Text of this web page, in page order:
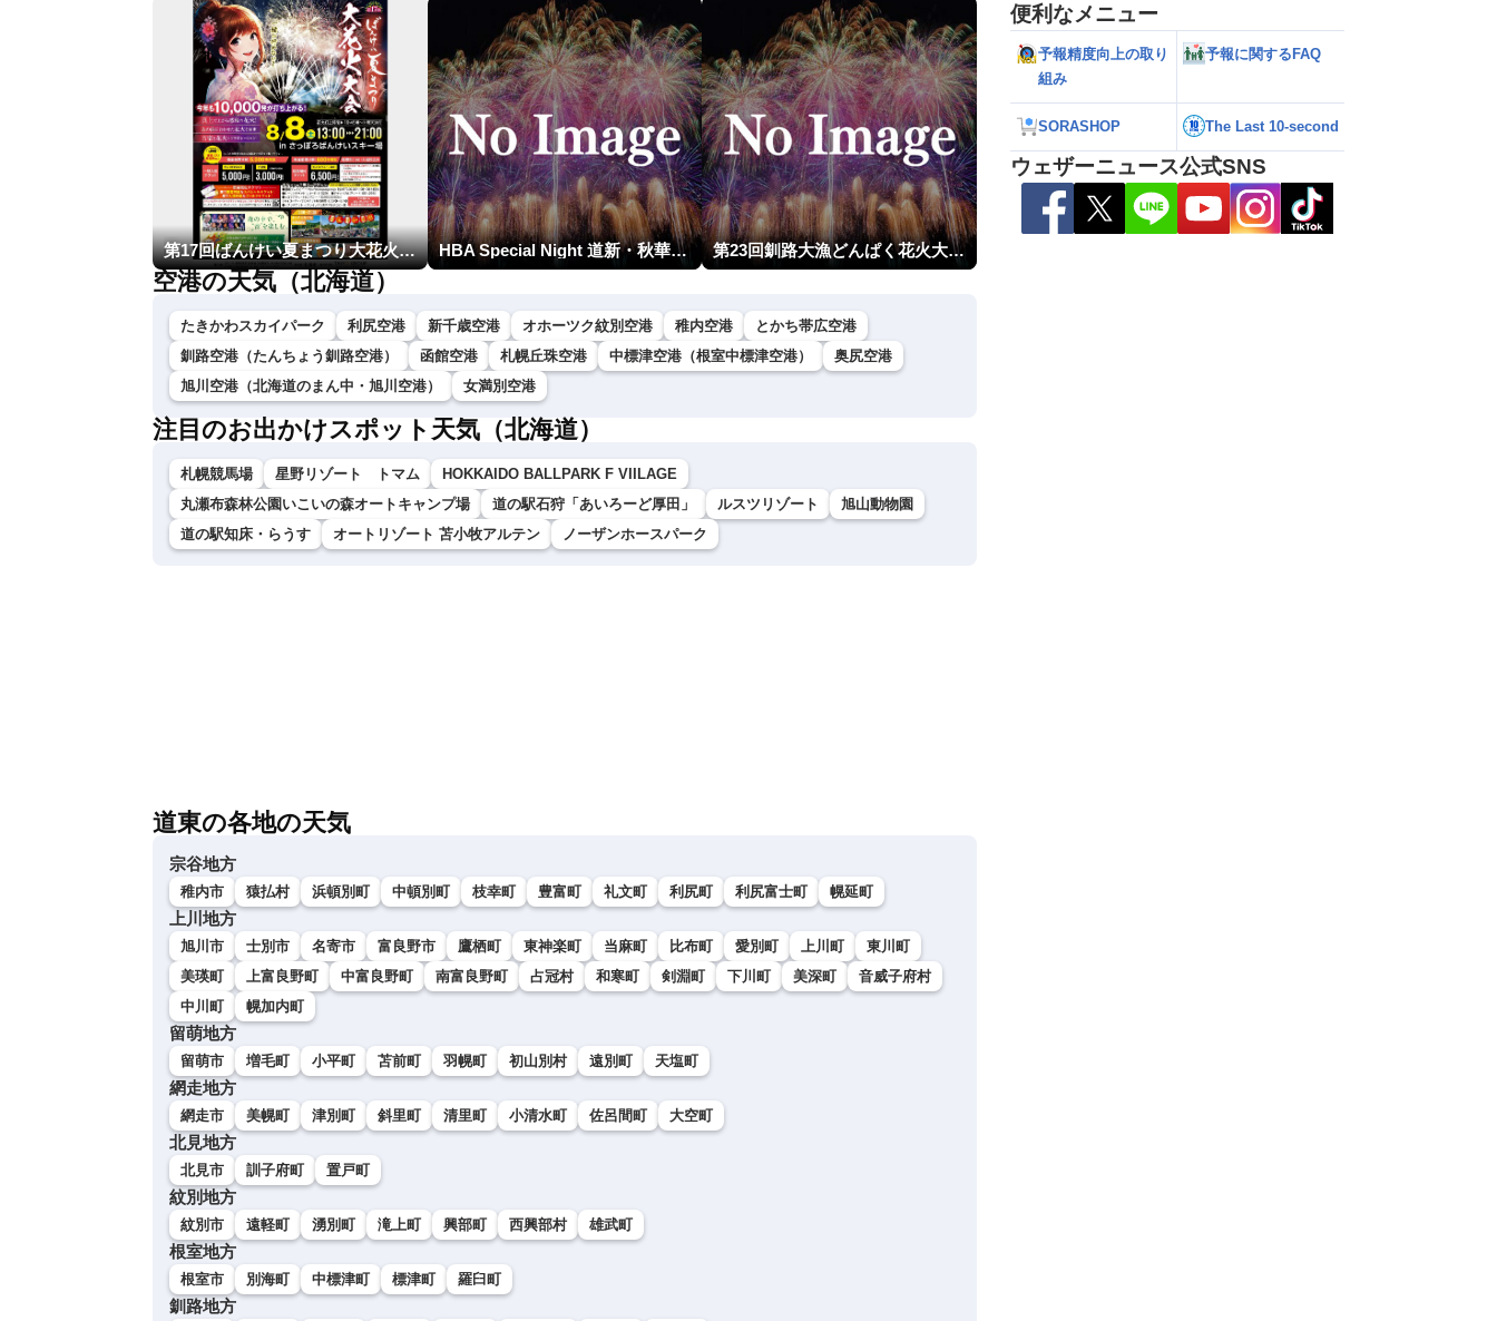
第17回ばんけい夏まつり大花火大会 HBA Special Night 道新・秋華火（はなび） 第23回釧路大漁どんぱく花火大会 ～道新・光と音のファンタジー～
空港の天気（北海道）
たきかわスカイパーク 利尻空港 新千歳空港 オホーツク紋別空港 稚内空港
とかち帯広空港
釧路空港（たんちょう釧路空港）
函館空港 札幌丘珠空港 中標津空港（根室中標津空港）
奥尻空港
旭川空港（北海道のまん中・旭川空港）
女満別空港
注目のお出かけスポット天気（北海道）
札幌競馬場 星野リゾート トマム
HOKKAIDO BALLPARK F VIILAGE
丸瀬布森林公園いこいの森オートキャンプ場
道の駅石狩「あいろーど厚田」 ルスツリゾート
旭山動物園
道の駅知床・らうす
オートリゾート 苫小牧アルテン ノーザンホースパーク
道東の各地の天気
宗谷地方
稚内市 猿払村 浜頓別町 中頓別町 枝幸町 豊富町 礼文町 利尻町 利尻富士町 幌延町
上川地方
旭川市 士別市 名寄市 富良野市 鷹栖町 東神楽町 当麻町 比布町 愛別町 上川町
東川町
美瑛町
上富良野町 中富良野町 南富良野町 占冠村 和寒町 剣淵町 下川町 美深町
音威子府村
中川町
幌加内町
留萌地方
留萌市 増毛町 小平町 苫前町 羽幌町 初山別村 遠別町 天塩町
網走地方
網走市 美幌町 津別町 斜里町 清里町 小清水町 佐呂間町 大空町
北見地方
北見市 訓子府町 置戸町
紋別地方
紋別市 遠軽町 湧別町 滝上町 興部町 西興部村 雄武町
根室地方
根室市 別海町 中標津町 標津町 羅臼町
釧路地方
便利なメニュー
予報精度向上の取り
組み
予報に関するFAQ
SORASHOP The Last 10-second
ウェザーニュース公式SNS